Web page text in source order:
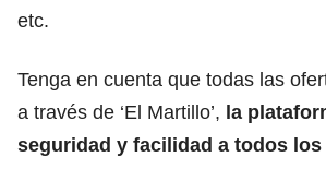
etc.
Tenga en cuenta que todas las
a través de ‘El Martillo’, la
seguridad y facilidad a todos